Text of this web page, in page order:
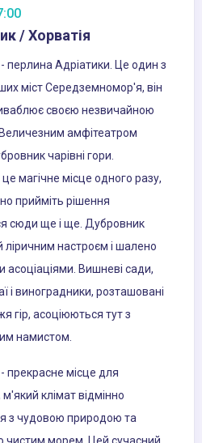
/ Хорватія
перлина Адріатики. Це один з
міст Середземномор'я, він
своєю незвичайною
амфітеатром
чарівні гори.
магічне місце одного разу,
прийміть рішення
сюди ще і ще. Дубровник
ліричним настроєм і шалено
асоціаціями. Вишневі сади,
і виноградники, розташовані
гір, асоціюються тут з
намистом.
прекрасне місце для
м'який клімат відмінно
з чудовою природою та